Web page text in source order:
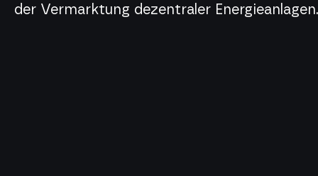
der Vermarktung dezentraler Energieanlagen.